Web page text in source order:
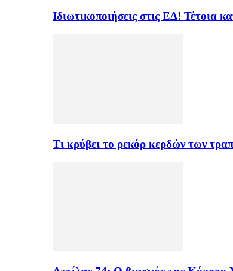
Ιδιωτικοποιήσεις στις ΕΔ! Τέτοια
Τι κρύβει το ρεκόρ κερδών των